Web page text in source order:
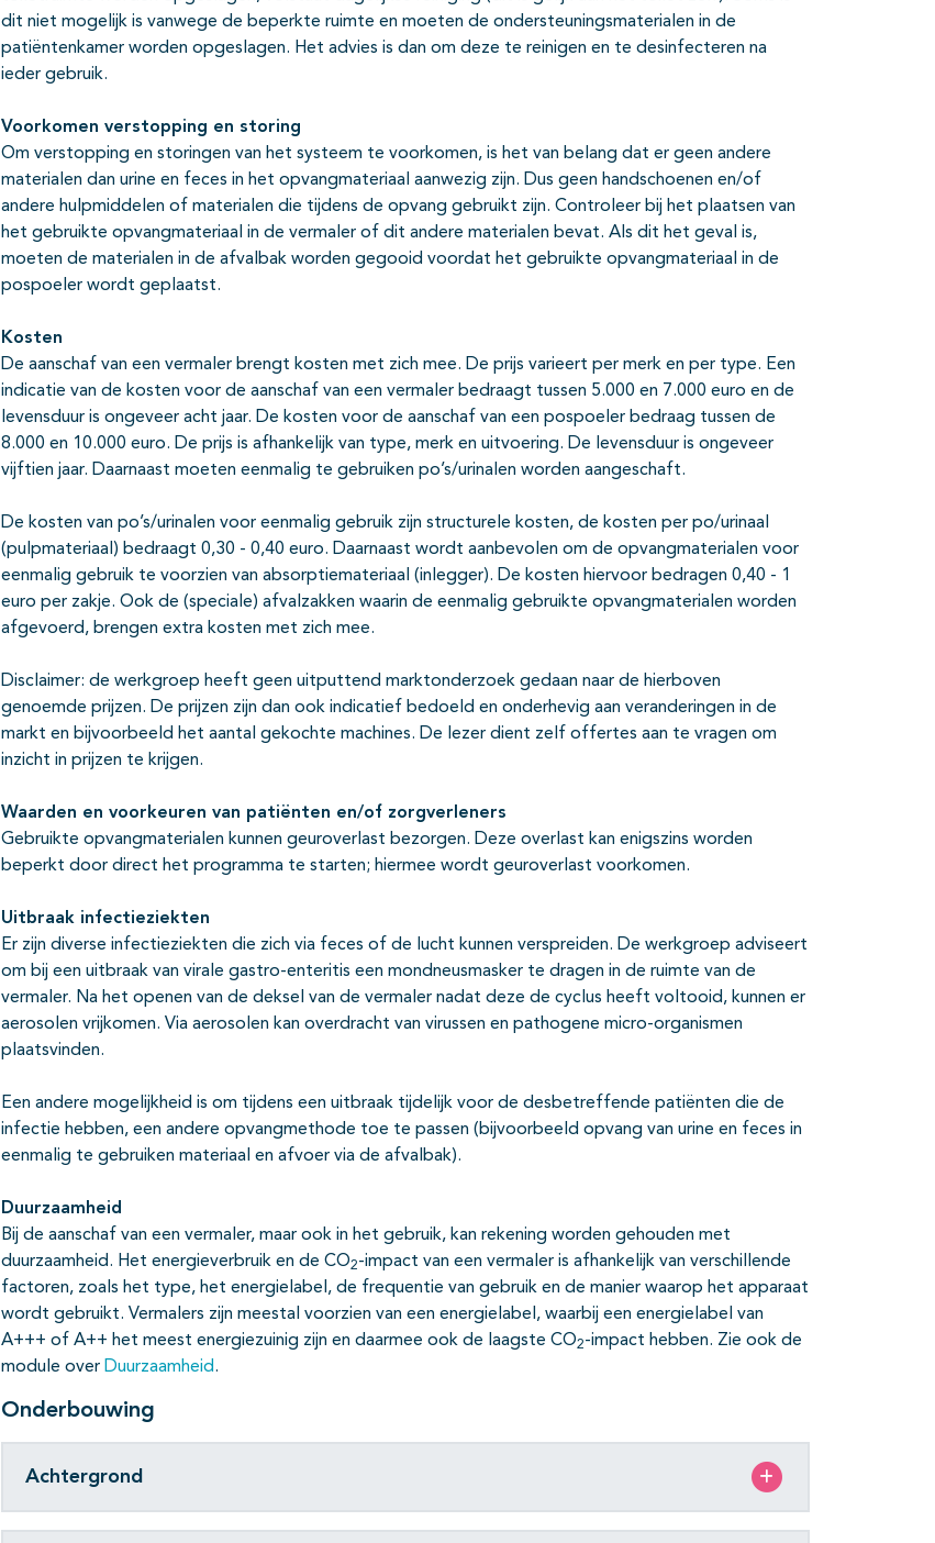
dit niet mogelijk is vanwege de beperkte ruimte en moeten de ondersteuningsmaterialen in de
patiëntenkamer worden opgeslagen. Het advies is dan om deze te reinigen en te desinfecteren na
ieder gebruik.
Voorkomen verstopping en storing
Om verstopping en storingen van het systeem te voorkomen, is het van belang dat er geen andere
materialen dan urine en feces in het opvangmateriaal aanwezig zijn. Dus geen handschoenen en/of
andere hulpmiddelen of materialen die tijdens de opvang gebruikt zijn. Controleer bij het plaatsen van
het gebruikte opvangmateriaal in de vermaler of dit andere materialen bevat. Als dit het geval is,
moeten de materialen in de afvalbak worden gegooid voordat het gebruikte opvangmateriaal in de
pospoeler wordt geplaatst.
Kosten
De aanschaf van een vermaler brengt kosten met zich mee. De prijs varieert per merk en per type. Een
indicatie van de kosten voor de aanschaf van een vermaler bedraagt tussen 5.000 en 7.000 euro en de
levensduur is ongeveer acht jaar. De kosten voor de aanschaf van een pospoeler bedraag tussen de
8.000 en 10.000 euro. De prijs is afhankelijk van type, merk en uitvoering. De levensduur is ongeveer
vijftien jaar. Daarnaast moeten eenmalig te gebruiken po’s/urinalen worden aangeschaft.
De kosten van po’s/urinalen voor eenmalig gebruik zijn structurele kosten, de kosten per po/urinaal
(pulpmateriaal) bedraagt 0,30 - 0,40 euro. Daarnaast wordt aanbevolen om de opvangmaterialen voor
eenmalig gebruik te voorzien van absorptiemateriaal (inlegger). De kosten hiervoor bedragen 0,40 - 1
euro per zakje. Ook de (speciale) afvalzakken waarin de eenmalig gebruikte opvangmaterialen worden
afgevoerd, brengen extra kosten met zich mee.
Disclaimer: de werkgroep heeft geen uitputtend marktonderzoek gedaan naar de hierboven
genoemde prijzen. De prijzen zijn dan ook indicatief bedoeld en onderhevig aan veranderingen in de
markt en bijvoorbeeld het aantal gekochte machines. De lezer dient zelf offertes aan te vragen om
inzicht in prijzen te krijgen.
Waarden en voorkeuren van patiënten en/of zorgverleners
Gebruikte opvangmaterialen kunnen geuroverlast bezorgen. Deze overlast kan enigszins worden
beperkt door direct het programma te starten; hiermee wordt geuroverlast voorkomen.
Uitbraak infectieziekten
Er zijn diverse infectieziekten die zich via feces of de lucht kunnen verspreiden. De werkgroep adviseert
om bij een uitbraak van virale gastro-enteritis een mondneusmasker te dragen in de ruimte van de
vermaler. Na het openen van de deksel van de vermaler nadat deze de cyclus heeft voltooid, kunnen er
aerosolen vrijkomen. Via aerosolen kan overdracht van virussen en pathogene micro-organismen
plaatsvinden.
Een andere mogelijkheid is om tijdens een uitbraak tijdelijk voor de desbetreffende patiënten die de
infectie hebben, een andere opvangmethode toe te passen (bijvoorbeeld opvang van urine en feces in
eenmalig te gebruiken materiaal en afvoer via de afvalbak).
Duurzaamheid
Bij de aanschaf van een vermaler, maar ook in het gebruik, kan rekening worden gehouden met
duurzaamheid. Het energieverbruik en de CO2-impact van een vermaler is afhankelijk van verschillende
factoren, zoals het type, het energielabel, de frequentie van gebruik en de manier waarop het apparaat
wordt gebruikt. Vermalers zijn meestal voorzien van een energielabel, waarbij een energielabel van
A+++ of A++ het meest energiezuinig zijn en daarmee ook de laagste CO2-impact hebben. Zie ook de
module over Duurzaamheid.
Onderbouwing
Achtergrond